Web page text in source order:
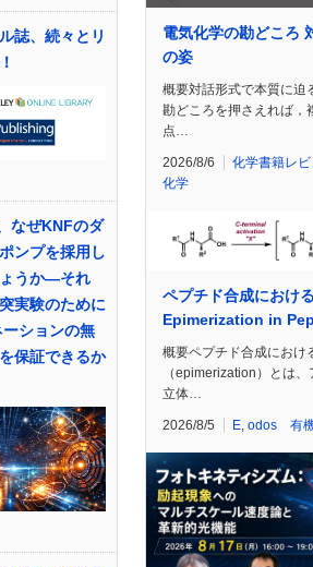
誌、続々とリ
なぜKNFのダ
ンプを採用し
うか―それ
実験のために
ションの無
保証できるか
電気化学の勘どころ
の姿
概要対話形式で本質に迫
勘どころを押さえれば，
点…
2026/8/6 化学書籍レビ
化学
ペプチド合成におけ
Epimerization in
概要ペプチド合成におけ
（epimerization）とは
立体…
2026/8/5 E, odos 有機